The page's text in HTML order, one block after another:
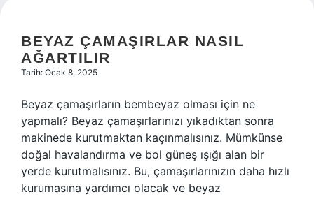
BEYAZ ÇAMAŞIRLAR NASIL
AĞARTILIR
Tarih: Ocak 8, 2025
Beyaz çamaşırların bembeyaz olması için ne
yapmalı? Beyaz çamaşırlarınızı yıkadıktan sonra
makinede kurutmaktan kaçınmalısınız. Mümkünse
doğal havalandırma ve bol güneş ışığı alan bir
yerde kurutmalısınız. Bu, çamaşırlarınızın daha hızlı
kurumasına yardımcı olacak ve beyaz